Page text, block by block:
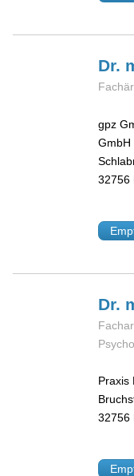
Dr.
gpz
GmbH
32756
Dr.
Praxis
32756